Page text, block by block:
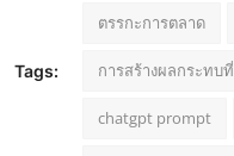
Tags:
ตรรกะการตลาด
การสร้างผลกระท
chatgpt prompt